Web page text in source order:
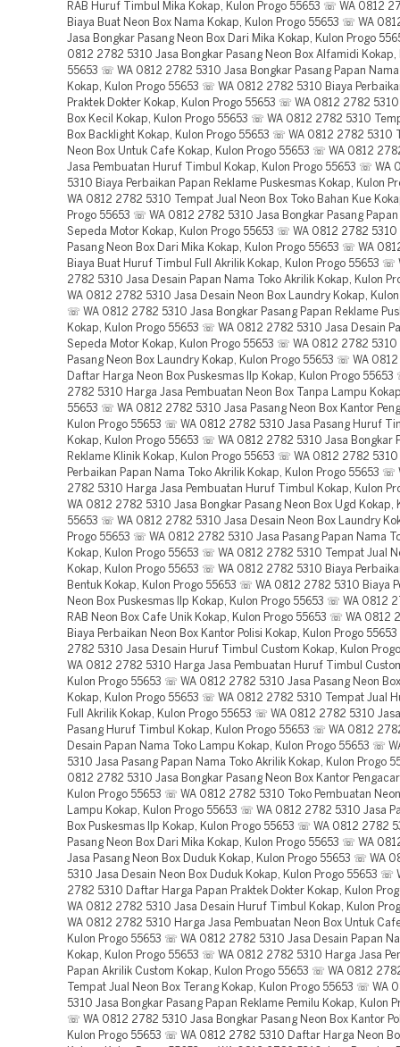
RAB Huruf Timbul Mika Kokap, Kulon Progo 55653 ☏ WA 0812
Biaya Buat Neon Box Nama Kokap, Kulon Progo 55653 ☏ WA
Jasa Bongkar Pasang Neon Box Dari Mika Kokap, Kulon Progo
0812 2782 5310 Jasa Bongkar Pasang Neon Box Alfamidi Kokap,
55653 ☏ WA 0812 2782 5310 Jasa Bongkar Pasang Papan
Kokap, Kulon Progo 55653 ☏ WA 0812 2782 5310 Biaya
Praktek Dokter Kokap, Kulon Progo 55653 ☏ WA 0812 2782 5310
Box Kecil Kokap, Kulon Progo 55653 ☏ WA 0812 2782 5310
Box Backlight Kokap, Kulon Progo 55653 ☏ WA 0812 2782 5310
Neon Box Untuk Cafe Kokap, Kulon Progo 55653 ☏ WA 0812
Jasa Pembuatan Huruf Timbul Kokap, Kulon Progo 55653 ☏ WA
5310 Biaya Perbaikan Papan Reklame Puskesmas Kokap, Kulon
WA 0812 2782 5310 Tempat Jual Neon Box Toko Bahan Kue
Progo 55653 ☏ WA 0812 2782 5310 Jasa Bongkar Pasang Papan
Sepeda Motor Kokap, Kulon Progo 55653 ☏ WA 0812 2782 5310
Pasang Neon Box Dari Mika Kokap, Kulon Progo 55653 ☏ WA
Biaya Buat Huruf Timbul Full Akrilik Kokap, Kulon Progo 55653 ☏
2782 5310 Jasa Desain Papan Nama Toko Akrilik Kokap, Kulon
WA 0812 2782 5310 Jasa Desain Neon Box Laundry Kokap,
☏ WA 0812 2782 5310 Jasa Bongkar Pasang Papan Reklame
Kokap, Kulon Progo 55653 ☏ WA 0812 2782 5310 Jasa Desain
Sepeda Motor Kokap, Kulon Progo 55653 ☏ WA 0812 2782 5310
Pasang Neon Box Laundry Kokap, Kulon Progo 55653 ☏ WA
Daftar Harga Neon Box Puskesmas Ilp Kokap, Kulon Progo
2782 5310 Harga Jasa Pembuatan Neon Box Tanpa Lampu
55653 ☏ WA 0812 2782 5310 Jasa Pasang Neon Box Kantor
Kulon Progo 55653 ☏ WA 0812 2782 5310 Jasa Pasang Huruf
Kokap, Kulon Progo 55653 ☏ WA 0812 2782 5310 Jasa Bongkar
Reklame Klinik Kokap, Kulon Progo 55653 ☏ WA 0812 2782 5310
Perbaikan Papan Nama Toko Akrilik Kokap, Kulon Progo 55653 ☏
2782 5310 Harga Jasa Pembuatan Huruf Timbul Kokap, Kulon
WA 0812 2782 5310 Jasa Bongkar Pasang Neon Box Ugd Kokap,
55653 ☏ WA 0812 2782 5310 Jasa Desain Neon Box Laundry
Progo 55653 ☏ WA 0812 2782 5310 Jasa Pasang Papan Nama
Kokap, Kulon Progo 55653 ☏ WA 0812 2782 5310 Tempat Jual
Kokap, Kulon Progo 55653 ☏ WA 0812 2782 5310 Biaya
Bentuk Kokap, Kulon Progo 55653 ☏ WA 0812 2782 5310 Biaya
Neon Box Puskesmas Ilp Kokap, Kulon Progo 55653 ☏ WA 0812
RAB Neon Box Cafe Unik Kokap, Kulon Progo 55653 ☏ WA 0812
Biaya Perbaikan Neon Box Kantor Polisi Kokap, Kulon Progo
2782 5310 Jasa Desain Huruf Timbul Custom Kokap, Kulon
WA 0812 2782 5310 Harga Jasa Pembuatan Huruf Timbul
Kulon Progo 55653 ☏ WA 0812 2782 5310 Jasa Pasang Neon
Kokap, Kulon Progo 55653 ☏ WA 0812 2782 5310 Tempat Jual
Full Akrilik Kokap, Kulon Progo 55653 ☏ WA 0812 2782 5310
Pasang Huruf Timbul Kokap, Kulon Progo 55653 ☏ WA 0812
Desain Papan Nama Toko Lampu Kokap, Kulon Progo 55653 ☏
5310 Jasa Pasang Papan Nama Toko Akrilik Kokap, Kulon Progo
0812 2782 5310 Jasa Bongkar Pasang Neon Box Kantor
Kulon Progo 55653 ☏ WA 0812 2782 5310 Toko Pembuatan
Lampu Kokap, Kulon Progo 55653 ☏ WA 0812 2782 5310 Jasa
Box Puskesmas Ilp Kokap, Kulon Progo 55653 ☏ WA 0812 2782
Pasang Neon Box Dari Mika Kokap, Kulon Progo 55653 ☏ WA
Jasa Pasang Neon Box Duduk Kokap, Kulon Progo 55653 ☏ WA
5310 Jasa Desain Neon Box Duduk Kokap, Kulon Progo 55653 ☏
2782 5310 Daftar Harga Papan Praktek Dokter Kokap, Kulon
WA 0812 2782 5310 Jasa Desain Huruf Timbul Kokap, Kulon
WA 0812 2782 5310 Harga Jasa Pembuatan Neon Box Untuk
Kulon Progo 55653 ☏ WA 0812 2782 5310 Jasa Desain Papan
Kokap, Kulon Progo 55653 ☏ WA 0812 2782 5310 Harga Jasa
Papan Akrilik Custom Kokap, Kulon Progo 55653 ☏ WA 0812
Tempat Jual Neon Box Terang Kokap, Kulon Progo 55653 ☏ WA
5310 Jasa Bongkar Pasang Papan Reklame Pemilu Kokap, Kulon
☏ WA 0812 2782 5310 Jasa Bongkar Pasang Neon Box Kantor
Kulon Progo 55653 ☏ WA 0812 2782 5310 Daftar Harga Neon